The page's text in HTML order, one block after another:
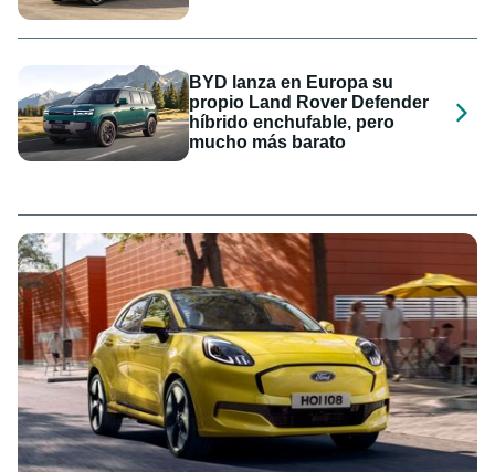
BYD lanza en Europa su
propio Land Rover Defender
híbrido enchufable, pero
mucho más barato